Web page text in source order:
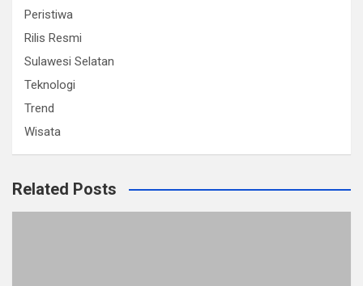
Peristiwa
Rilis Resmi
Sulawesi Selatan
Teknologi
Trend
Wisata
Related Posts